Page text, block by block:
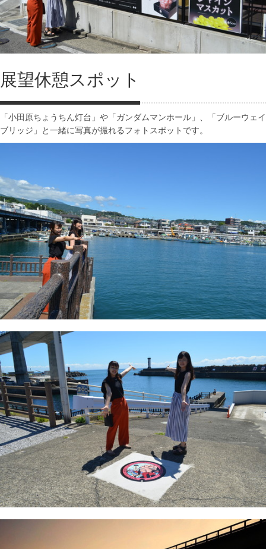
展望休憩スポット
「小田原ちょうちん灯台」や「ガンダムマンホール」、「ブルーウェイ
ブリッジ」と一緒に写真が撮れるフォトスポットです。